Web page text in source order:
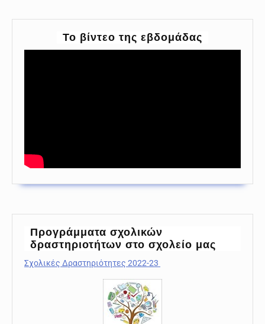
To βίντεο της εβδομάδας
Προγράμματα σχολικών
δραστηριοτήτων στο σχολείο μας
Σχολικές Δραστηριότητες 2022-23